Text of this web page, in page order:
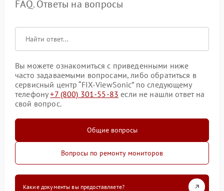
FAQ. Ответы на вопросы
Вы можете ознакомиться с приведенными ниже
часто задаваемыми вопросами, либо обратиться в
сервисный центр “FIX-ViewSonic” по следующему
телефону+7 (800) 301-55-83 если не нашли ответ на
свой вопрос.
Общие вопросы
Вопросы по ремонту мониторов
Какие документы вы предоставляете?